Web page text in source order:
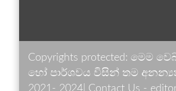
Copyrights protected:
හෝ පාර්ශවය විසින් තම
2021- 2024| Contact Us -